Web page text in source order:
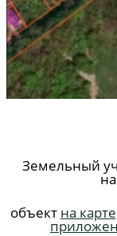
Земельный
объект на карте